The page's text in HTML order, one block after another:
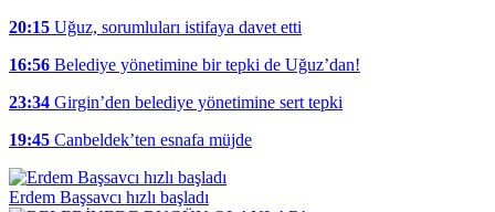
20:15 Uğuz, sorumluları istifaya davet etti
16:56 Belediye yönetimine bir tepki de Uğuz’dan!
23:34 Girgin’den belediye yönetimine sert tepki
19:45 Canbeldek’ten esnafa müjde
Erdem Başsavcı hızlı başladı